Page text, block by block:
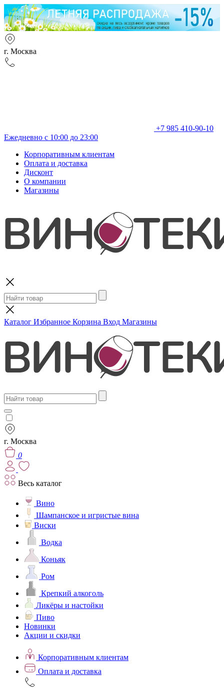
г. Москва
+7 985 410-90-10
Ежедневно с 10:00 до 23:00
Корпоративным клиентам
Оплата и доставка
Дисконт
О компании
Магазины
Каталог Избранное Корзина Вход Магазины
г. Москва
0
Весь каталог
Вино
Шампанское и игристые вина
Виски
Водка
Коньяк
Ром
Крепкий алкоголь
Ликёры и настойки
Пиво
Новинки
Акции и скидки
Корпоративным клиентам
Оплата и доставка